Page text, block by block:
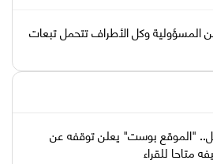
وكل الأطراف تتحمل تبعات
"الموقع بوست" يعلن توقفه عن
متاحا للقراء